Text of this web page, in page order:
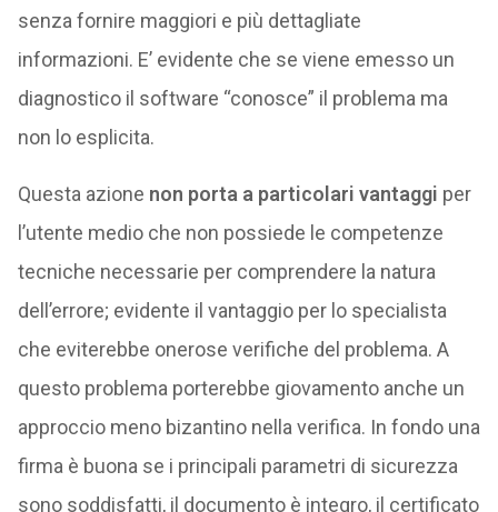
senza fornire maggiori e più dettagliate
informazioni. E’ evidente che se viene emesso un
diagnostico il software “conosce” il problema ma
non lo esplicita.
Questa azione non porta a particolari vantaggi per
l’utente medio che non possiede le competenze
tecniche necessarie per comprendere la natura
dell’errore; evidente il vantaggio per lo specialista
che eviterebbe onerose verifiche del problema. A
questo problema porterebbe giovamento anche un
approccio meno bizantino nella verifica. In fondo una
firma è buona se i principali parametri di sicurezza
sono soddisfatti, il documento è integro, il certificato